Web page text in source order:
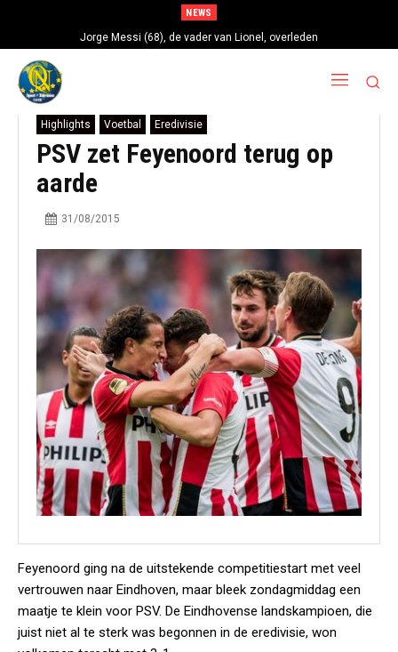
NEWS
Jorge Messi (68), de vader van Lionel, overleden
Highlights Voetbal Eredivisie
PSV zet Feyenoord terug op
aarde
31/08/2015
Feyenoord ging na de uitstekende competitiestart met veel
vertrouwen naar Eindhoven, maar bleek zondagmiddag een
maatje te klein voor PSV. De Eindhovense landskampioen, die
juist niet al te sterk was begonnen in de eredivisie, won